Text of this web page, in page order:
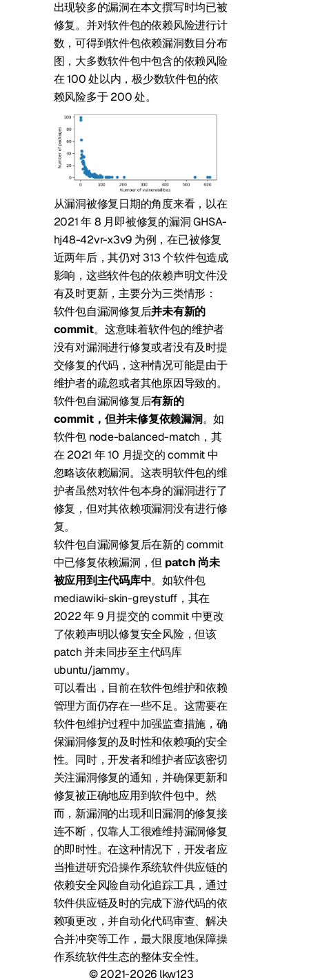
出现较多的漏洞在本文撰写时均已被
修复。并对软件包的依赖风险进行计
数，可得到软件包依赖漏洞数目分布
图，大多数软件包中包含的依赖风险
在 100 处以内，极少数软件包的依
赖风险多于 200 处。
从漏洞被修复日期的角度来看，以在
2021 年 8 月即被修复的漏洞 GHSA-
hj48-42vr-x3v9 为例，在已被修复
近两年后，其仍对 313 个软件包造成
影响，这些软件包的依赖声明文件没
有及时更新，主要分为三类情形：
软件包自漏洞修复后并未有新的
commit。这意味着软件包的维护者
没有对漏洞进行修复或者没有及时提
交修复的代码，这种情况可能是由于
维护者的疏忽或者其他原因导致的。
软件包自漏洞修复后有新的
commit，但并未修复依赖漏洞。如
软件包 node-balanced-match，其
在 2021 年 10 月提交的commit中
忽略该依赖漏洞。这表明软件包的维
护者虽然对软件包本身的漏洞进行了
修复，但对其依赖项漏洞没有进行修
复。
软件包自漏洞修复后在新的 commit
中已修复依赖漏洞，但 patch 尚未
被应用到主代码库中。如软件包
mediawiki-skin-greystuff，其在
2022 年 9 月提交的commit中更改
了依赖声明以修复安全风险，但该
patch 并未同步至主代码库
ubuntu/jammy。
可以看出，目前在软件包维护和依赖
管理方面仍存在一些不足。这需要在
软件包维护过程中加强监查措施，确
保漏洞修复的及时性和依赖项的安全
性。同时，开发者和维护者应该密切
关注漏洞修复的通知，并确保更新和
修复被正确地应用到软件包中。然
而，新漏洞的出现和旧漏洞的修复接
连不断，仅靠人工很难维持漏洞修复
的即时性。在这种情况下，开发者应
当推进研究沿操作系统软件供应链的
依赖安全风险自动化追踪工具，通过
软件供应链及时的完成下游代码的依
赖项更改，并自动化代码审查、解决
合并冲突等工作，最大限度地保障操
作系统软件生态的整体安全性。
© 2021-2026 lkw123